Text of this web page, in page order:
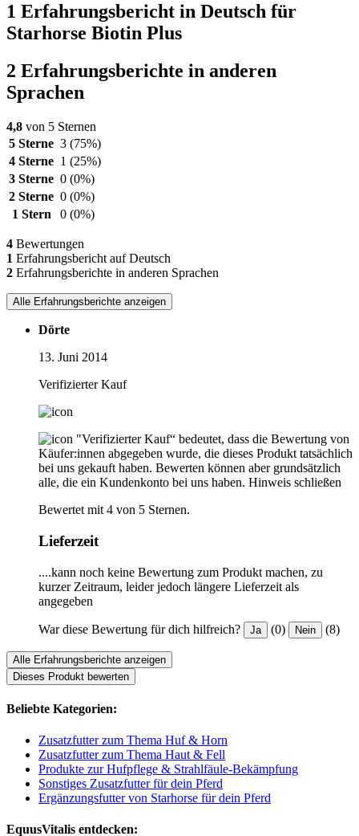
1 Erfahrungsbericht in Deutsch für
Starhorse Biotin Plus
2 Erfahrungsberichte in anderen
Sprachen
4,8 von 5 Sternen
5 Sterne 3 (75%)
4 Sterne 1 (25%)
3 Sterne 0 (0%)
2 Sterne 0 (0%)
1 Stern
0 (0%)
4 Bewertungen
1 Erfahrungsbericht auf Deutsch
2 Erfahrungsberichte in anderen Sprachen
Alle Erfahrungsberichte anzeigen
Dörte
13. Juni 2014
Verifizierter Kauf
"Verifizierter Kauf“ bedeutet, dass die Bewertung von
Käufer:innen abgegeben wurde, die dieses Produkt tatsächlich
bei uns gekauft haben. Bewerten können aber grundsätzlich
alle, die ein Kundenkonto bei uns haben. Hinweis schließen
Bewertet mit 4 von 5 Sternen.
Lieferzeit
....kann noch keine Bewertung zum Produkt machen, zu
kurzer Zeitraum, leider jedoch längere Lieferzeit als
angegeben
War diese Bewertung für dich hilfreich? Ja (0) Nein (8)
Alle Erfahrungsberichte anzeigen
Dieses Produkt bewerten
Beliebte Kategorien:
Zusatzfutter zum Thema Huf & Horn
Zusatzfutter zum Thema Haut & Fell
Produkte zur Hufpflege & Strahlfäule-Bekämpfung
Sonstiges Zusatzfutter für dein Pferd
Ergänzungsfutter von Starhorse für dein Pferd
EquusVitalis entdecken: